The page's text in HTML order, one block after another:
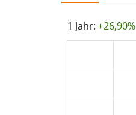
1 Jahr: +26,90%